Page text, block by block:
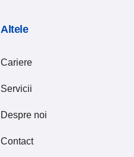
Altele
Cariere
Servicii
Despre noi
Contact